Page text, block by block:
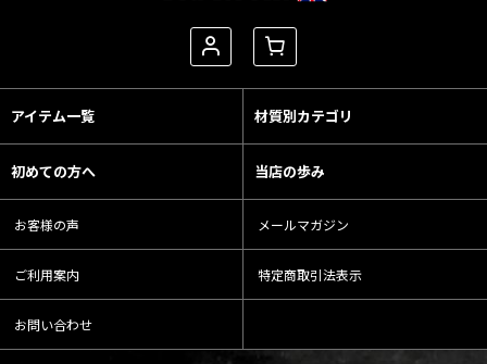
アイテム一覧 材質別カテゴリ
初めての方へ 当店の歩み
お客様の声 メールマガジン
ご利用案内 特定商取引法表示
お問い合わせ